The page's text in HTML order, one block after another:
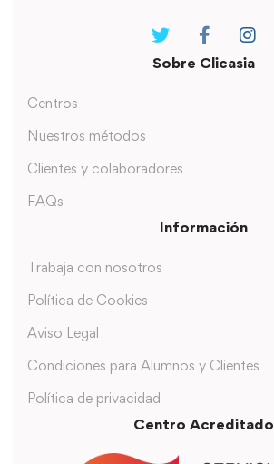
Sobre Clicasia
Centros
Nuestros métodos
Clientes y colaboradores
FAQs
Información
Trabaja con nosotros
Política de Cookies
Aviso Legal
Condiciones para Alumnos y Clientes
Política de privacidad
Centro Acreditado